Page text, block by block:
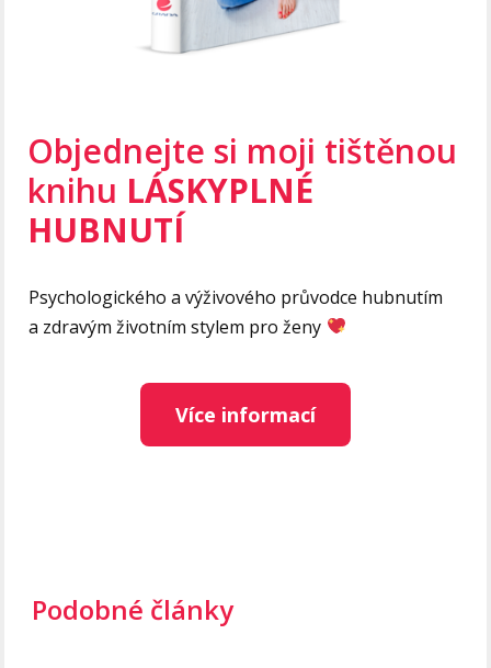
Objednejte si moji tištěnou
knihu LÁSKYPLNÉ
HUBNUTÍ
Psychologického a výživového průvodce hubnutím
a zdravým životním stylem pro ženy
Více informací
Podobné články